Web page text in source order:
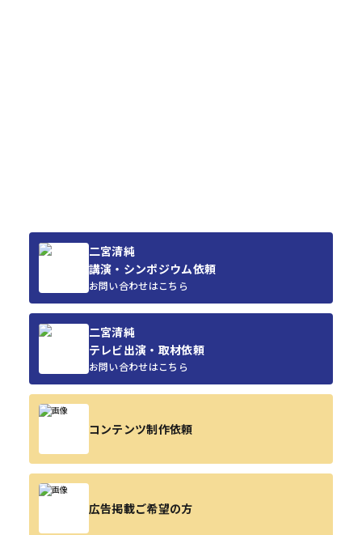
二宮清純
講演・シンポジウム依頼
お問い合わせはこちら
二宮清純
テレビ出演・取材依頼
お問い合わせはこちら
コンテンツ制作依頼
広告掲載ご希望の方